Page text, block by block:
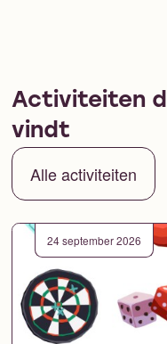
Activiteiten
vindt
Alle activiteiten
24 september 2026